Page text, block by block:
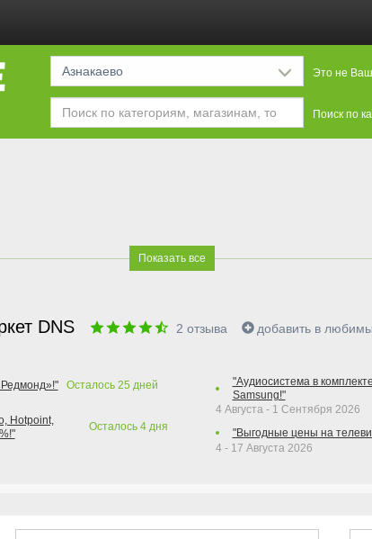
Азнакаево Это не Ваш
Поиск по
Показать все
DNS 2 отзыва добавить в
Осталось 25 дней
Hotpoint,
Осталось 4дня
"Аудиосистема в
Samsung!"
4 Августа - 1 Сентября 2026
"Выгодные цены на
4 - 17 Августа 2026